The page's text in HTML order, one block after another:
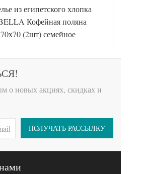
2232-7/a
хлопок
160х220
(2шт)
240х260
50х70
70х70
(Китай)
из египетского хлопка
Кофейная поляна
(2шт) семейное
о новых акциях, скидках и
ПОЛУЧАТЬ РАССЫЛКУ